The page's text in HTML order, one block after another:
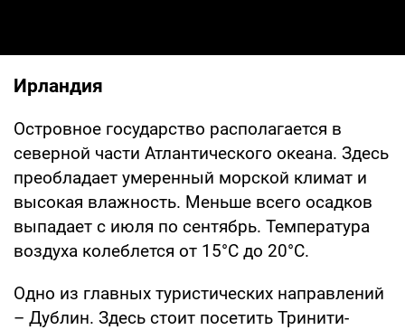
Ирландия
Островное государство располагается в
северной части Атлантического океана. Здесь
преобладает умеренный морской климат и
высокая влажность. Меньше всего осадков
выпадает с июля по сентябрь. Температура
воздуха колеблется от 15°C до 20°C.
Одно из главных туристических направлений
– Дублин. Здесь стоит посетить Тринити-